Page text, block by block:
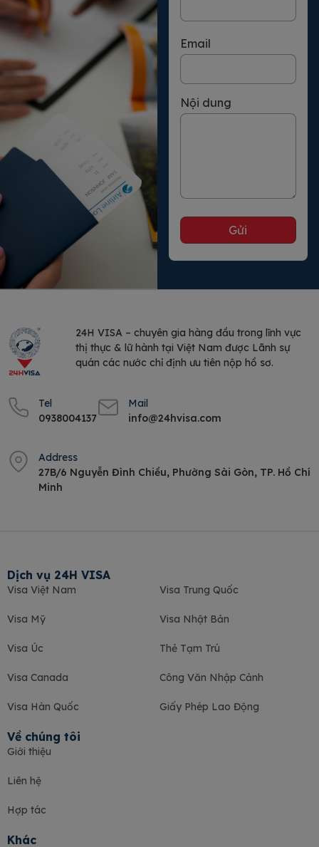
Email
Nội dung
24H VISA – chuyên gia hàng đầu trong lĩnh vực
thị thực & lữ hành tại Việt Nam được Lãnh sự
quán các nước chỉ định ưu tiên nộp hồ sơ.
Tel
0938004137
Mail
info@24hvisa.com
Address
27B/6 Nguyễn Đình Chiều, Phường Sài Gòn, TP. Hồ Chí
Minh
Về chúng tôi
Giới thiệu
Liên hệ
Hợp tác
Dịch vụ 24H VISA
Visa Việt Nam
Visa Mỹ
Visa Úc
Visa Canada
Visa Hàn Quốc
Visa Trung Quốc
Visa Nhật Bản
Thẻ Tạm Trú
Công Văn Nhập Cảnh
Giấy Phép Lao Động
Khác